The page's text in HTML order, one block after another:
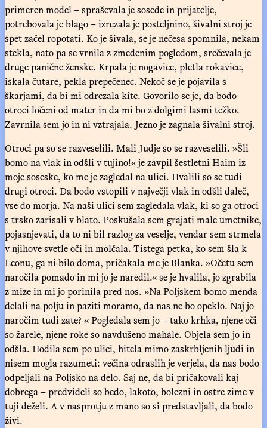
primeren model – spraševala je sosede in prijatelje,
potrebovala je blago – izrezala je posteljnino, šivalni stroj je
spet začel ropotati. Ko je šivala, se je nečesa spomnila, nekam
stekla, nato pa se vrnila z zmedenim pogledom, srečevala je
druge panične ženske. Krpala je nogavice, pletla rokavice,
iskala čutare, pekla prepečenec. Nekoč se je pojavila s
škarjami, da bi mi odrezala kite. Govorilo se je, da bodo
otroci ločeni od mater in da mi bo z dolgimi lasmi težko.
Zavrnila sem jo in ni vztrajala. Jezno je zagnala šivalni stroj.
Otroci pa so se razveselili. Mali Judje so se razveselili. »Šli
bomo na vlak in odšli v tujino!« je zavpil šestletni Haim iz
moje soseske, ko me je zagledal na ulici. Hvalili so se tudi
drugi otroci. Da bodo vstopili v največji vlak in odšli daleč,
vse do morja. Na naši ulici sem zagledala vlak, ki so ga otroci
s trsko zarisali v blato. Poskušala sem grajati male umetnike,
pojasnjevati, da to ni bil razlog za veselje, vendar sem strmela
v njihove svetle oči in molčala. Tistega petka, ko sem šla k
Leonu, ga ni bilo doma, pričakala me je Blanka. »Očetu sem
naročila pomado in mi jo je naredil.« se je hvalila, jo zgrabila
z mize in mi jo porinila pred nos. »Na Poljskem bomo menda
delali na polju in paziti moramo, da nas ne bo opeklo. Naj jo
naročim tudi zate? « Pogledala sem jo – tako krhka, njene oči
so žarele, njene roke so navdušeno mahale. Objela sem jo in
odšla. Hodila sem po ulici, hitela mimo zaskrbljenih ljudi in
nisem mogla razumeti: večina odraslih je verjela, da nas bodo
odpeljali na Poljsko na delo. Saj ne, da bi pričakovali kaj
dobrega – predvideli so bedo, lakoto, bolezni in ostre zime v
tuji deželi. A v nasprotju z mano so si predstavljali, da bodo
živi.